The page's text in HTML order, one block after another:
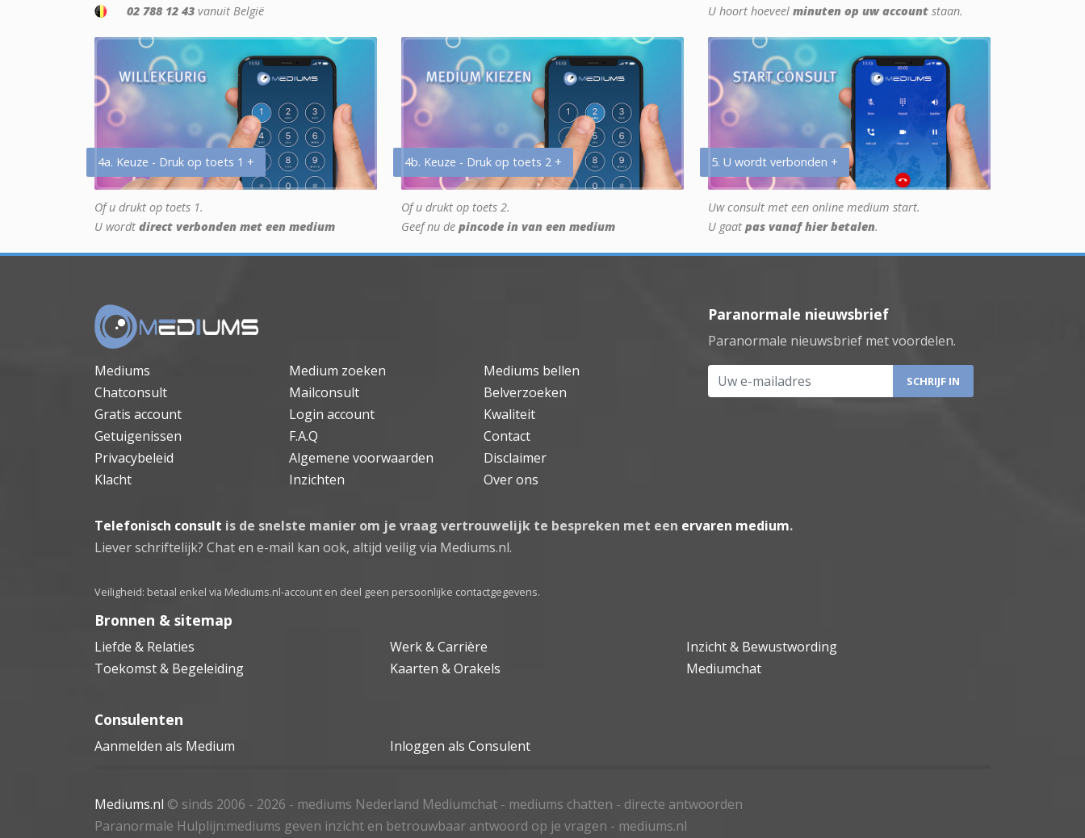
02 788 12 43 vanuit België
U hoort hoeveel minuten op uw account staan.
4a. Keuze - Druk op toets 1 +
Of u drukt op toets 1.
U wordt direct verbonden met een medium
4b. Keuze - Druk op toets 2 +
Of u drukt op toets 2.
Geef nu de pincode in van een medium
5. U wordt verbonden +
Uw consult met een online medium start.
U gaat pas vanaf hier betalen.
Mediums Medium zoeken
Mediums bellen
Chatconsult
Mailconsult
Belverzoeken
Gratis account
Login account
Kwaliteit
Getuigenissen
F.A.Q
Contact
Privacybeleid
Algemene voorwaarden
Disclaimer
Klacht
Inzichten Over ons
Paranormale nieuwsbrief
Paranormale nieuwsbrief met voordelen.
Uw e-mailadres
Telefonisch consult is de snelste manier om je vraag vertrouwelijk te bespreken met een ervaren medium.
Liever schriftelijk? Chat en e-mail kan ook, altijd veilig via Mediums.nl.
Veiligheid: betaal enkel via Mediums.nl-account en deel geen persoonlijke contactgegevens.
Bronnen & sitemap
Liefde & Relaties Werk & Carrière
Inzicht & Bewustwording
Toekomst & Begeleiding
Kaarten & Orakels Mediumchat
Consulenten
Aanmelden als Medium Inloggen als Consulent
Mediums.nl © sinds 2006 - 2026 - mediums Nederland Mediumchat - mediums chatten - directe antwoorden
Paranormale Hulplijn:mediums geven inzicht en betrouwbaar antwoord op je vragen - mediums.nl